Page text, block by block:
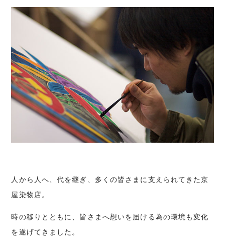
人から人へ、代を継ぎ、多くの皆さまに支えられてきた京
屋染物店。
時の移りとともに、皆さまへ想いを届ける為の環境も変化
を遂げてきました。